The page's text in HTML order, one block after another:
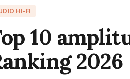
HI-FI
10
2026